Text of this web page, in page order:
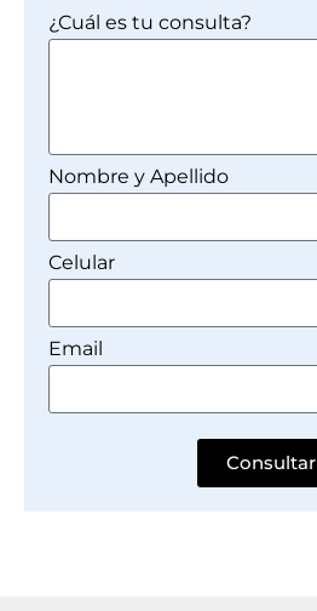
¿Cuál es tu consulta?
Nombre y Apellido
Celular
Email
Consultar